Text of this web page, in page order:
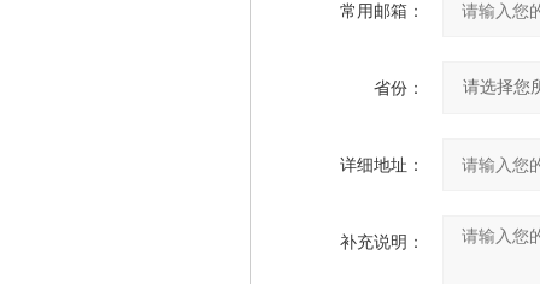
常用邮箱：
省份：
详细地址：
补充说明：